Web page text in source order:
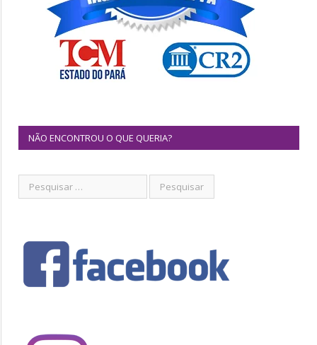
NÃO ENCONTROU O QUE QUERIA?